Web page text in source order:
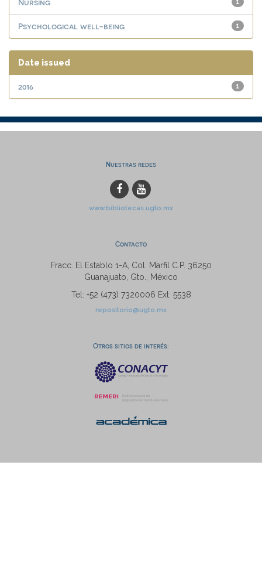
1
Nursing
1
Psychological well-being
Date issued
1
2016
Nuestras redes
www.bibliotecas.ugto.mx
Contacto
Fracc. El Establo 1-A, Col. Marfil C.P. 36250
Guanajuato, Gto., México
Tel: +52 (473) 7320006 Ext. 5538
repositorio@ugto.mx
Otros sitios de interés: